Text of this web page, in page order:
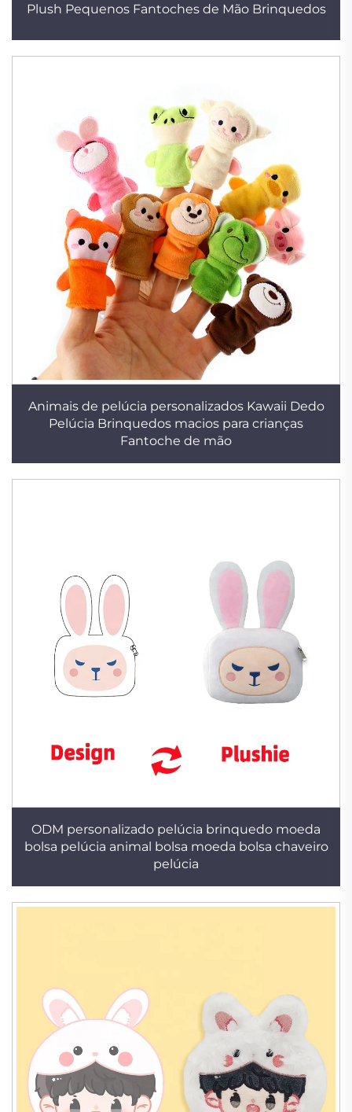
Plush Pequenos Fantoches de Mão Brinquedos
Animais de pelúcia personalizados Kawaii Dedo
Pelúcia Brinquedos macios para crianças
Fantoche de mão
ODM personalizado pelúcia brinquedo moeda
bolsa pelúcia animal bolsa moeda bolsa chaveiro
pelúcia